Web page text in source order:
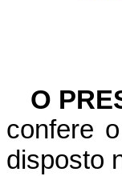
O
confere
disposto